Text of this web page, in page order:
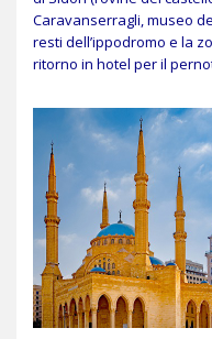
Caravanserragli, museo
resti dell’ippodromo e la
ritorno in hotel per il